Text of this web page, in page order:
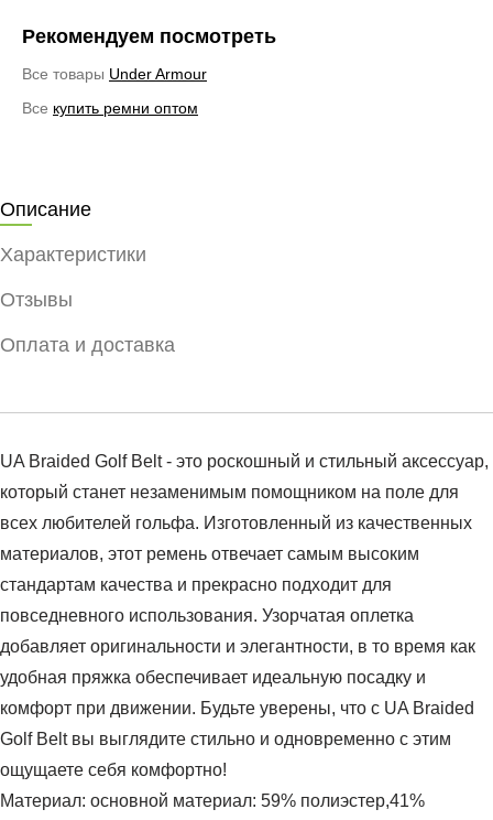
Рекомендуем посмотреть
Все товары Under Armour
Все купить ремни оптом
Описание
Характеристики
Отзывы
Оплата и доставка
UA Braided Golf Belt - это роскошный и стильный аксессуар,
который станет незаменимым помощником на поле для
всех любителей гольфа. Изготовленный из качественных
материалов, этот ремень отвечает самым высоким
стандартам качества и прекрасно подходит для
повседневного использования. Узорчатая оплетка
добавляет оригинальности и элегантности, в то время как
удобная пряжка обеспечивает идеальную посадку и
комфорт при движении. Будьте уверены, что с UA Braided
Golf Belt вы выглядите стильно и одновременно с этим
ощущаете себя комфортно!
Материал: основной материал: 59% полиэстер,41%